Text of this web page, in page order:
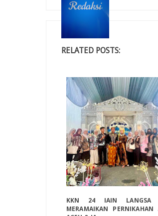
RELATED POSTS:
KKN 24 IAIN LANGSA
MERAMAIKAN PERNIKAHAN